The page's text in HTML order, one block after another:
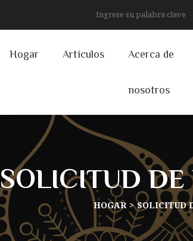
Hogar Artículos Acerca de
nosotros
SOLICITUD DE
HOGAR SOLICITUD